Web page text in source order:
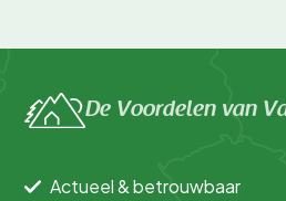
De Voordelen van
Actueel & betrouwbaar